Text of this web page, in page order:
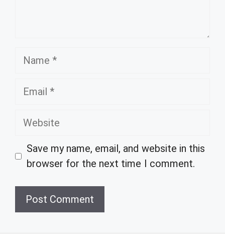
Name
Email
Website
Save my name, email, and website in this
browser for the next time I comment.